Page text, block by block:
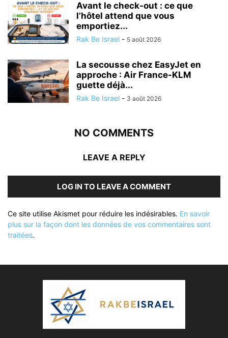
Avant le check-out : ce que
l’hôtel attend que vous
emportiez...
Rak Be Israel - 5 août 2026
La secousse chez EasyJet en
approche : Air France-KLM
guette déjà...
Rak Be Israel - 3 août 2026
NO COMMENTS
LEAVE A REPLY
LOG IN TO LEAVE A COMMENT
Ce site utilise Akismet pour réduire les indésirables. En savoir
plus sur la façon dont les données de vos commentaires sont
traitées.